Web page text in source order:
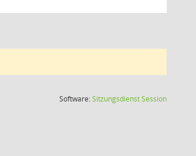
Software:SitzungsdienstSession(Wird in